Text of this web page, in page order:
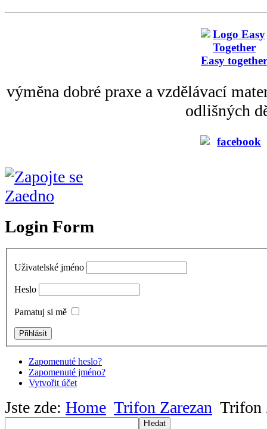
Easy together
výměna dobré praxe a vzdělávací
odlišných
Login Form
Uživatelské jméno
Heslo
Pamatuj si mě
Zapomenuté heslo?
Zapomenuté jméno?
Vytvořit účet
Jste zde: Home Trifon Zarezan Trifon
Hledat